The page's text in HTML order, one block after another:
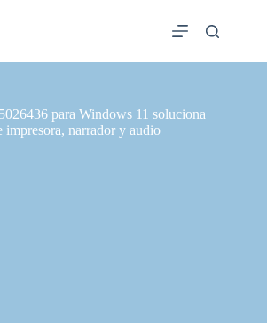
para Windows 11 soluciona
impresora, narrador y audio